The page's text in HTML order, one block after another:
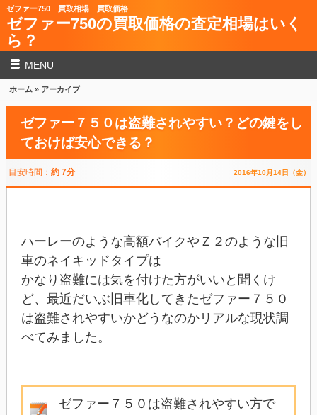
ゼファー750 買取相場 買取価格
ゼファー750の買取価格の査定相場はいく
ら？
MENU
ホーム » アーカイブ
ゼファー７５０は盗難されやすい？どの鍵をし
ておけば安心できる？
目安時間： 約 7分 2016年10月14日（金）
ハーレーのような高額バイクやＺ２のような旧
車のネイキッドタイプは
かなり盗難には気を付けた方がいいと聞くけ
ど、最近だいぶ旧車化してきたゼファー７５０
は盗難されやすいかどうなのかリアルな現状調
べてみました。
ゼファー７５０は盗難されやすい方で